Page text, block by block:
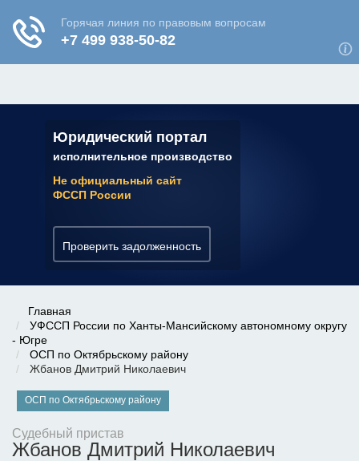
Юридический портал
исполнительное производство
Не официальный сайт
ФССП России
Проверить задолженность
✆ 7 (800) 350-22-64
Главная
УФССП России по Ханты-Мансийскому автономному округу
- Югре
ОСП по Октябрьскому району
Жбанов Дмитрий Николаевич
ОСП по Октябрьскому району
Судебный пристав
Жбанов Дмитрий Николаевич